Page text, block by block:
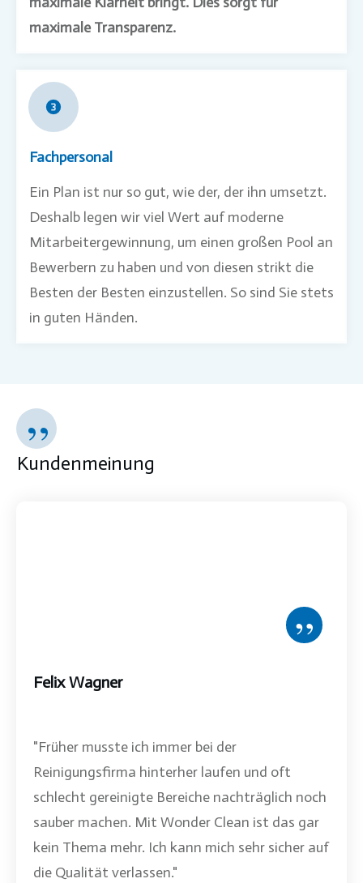
maximale Transparenz.
Fachpersonal
Ein Plan ist nur so gut, wie der, der ihn umsetzt.
Deshalb legen wir viel Wert auf moderne
Mitarbeitergewinnung, um einen großen Pool an
Bewerbern zu haben und von diesen strikt die
Besten der Besten einzustellen. So sind Sie stets
in guten Händen.
”
Kundenmeinung
Felix Wagner
"Früher musste ich immer bei der
Reinigungsfirma hinterher laufen und oft
schlecht gereinigte Bereiche nachträglich noch
sauber machen. Mit Wonder Clean ist das gar
kein Thema mehr. Ich kann mich sehr sicher auf
die Qualität verlassen."
”